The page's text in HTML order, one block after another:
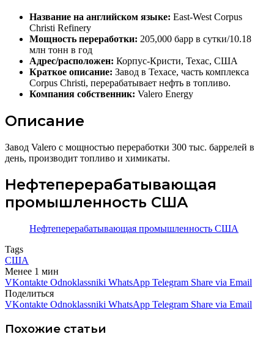
Название на английском языке: East-West Corpus
Christi Refinery
Мощность переработки: 205,000 барр в сутки/10.18
млн тонн в год
Адрес/расположен: Корпус-Кристи, Техас, США
Краткое описание: Завод в Техасе, часть комплекса
Corpus Christi, перерабатывает нефть в топливо.
Компания собственник: Valero Energy
Описание
Завод Valero с мощностью переработки 300 тыс. баррелей в
день, производит топливо и химикаты.
Нефтеперерабатывающая
промышленность США
Нефтеперерабатывающая промышленность США
Tags
США
Менее 1 мин
VKontakte Odnoklassniki WhatsApp Telegram Share via Email
Поделиться
VKontakte Odnoklassniki WhatsApp Telegram Share via Email
Похожие статьи